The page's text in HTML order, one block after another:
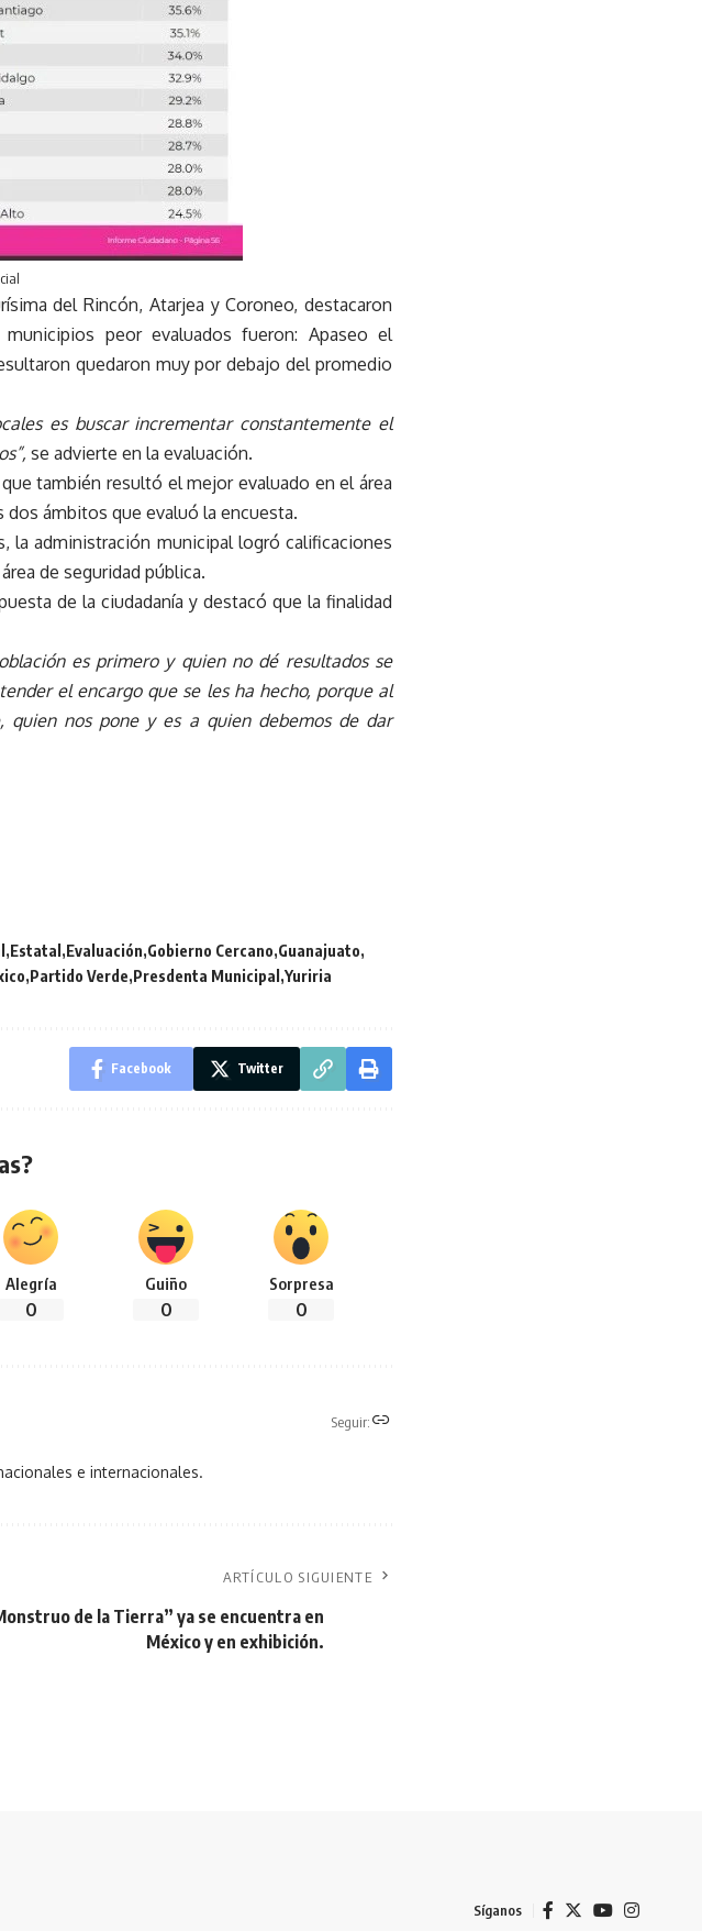
del Rincón, Atarjea y Coroneo, destacaron
peor evaluados fueron: Apaseo el
quedaron muy por debajo del promedio
es buscar incrementar constantemente el
se advierte en la evaluación.
también resultó el mejor evaluado en el área
ámbitos que evaluó la encuesta.
la administración municipal logró calificaciones
de seguridad pública.
de la ciudadanía y destacó que la finalidad
es primero y quien no dé resultados se
el encargo que se les ha hecho, porque al
nos pone y es a quien debemos de dar
Estatal Evaluación Gobierno Cercano Guanajuato
Partido Verde Presdenta Municipal Yuriria
Facebook Twitter
Alegría
0
Guiño
0
Sorpresa
0
Seguir:
e internacionales.
ARTÍCULO SIGUIENTE
de la Tierra” ya se encuentra en
México y en exhibición.
Síganos